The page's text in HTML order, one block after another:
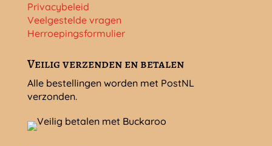
Privacybeleid
Veelgestelde vragen
Herroepingsformulier
Veilig verzenden en betalen
Alle bestellingen worden met PostNL
verzonden.